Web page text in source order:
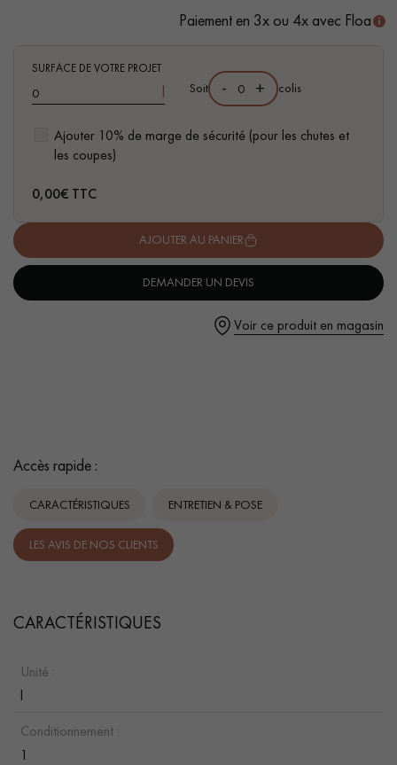
Un expert Décoplus Parquets vous appelle
Demandez un rendez-vous personnalisé
- Sans odeur
- Prêt à l’emploi
- Rendement : 50m²/L par couche
Mode d’emploi
2. Appliquer 1 ou 2 couches de Rénovateur Métallisant pur
avec une microfibre bien essorée
3. Laisser sécher 1 heure entre les couches
Paiement en 3x ou 4x avec Floa
SURFACE DE VOTRE PROJET
l
Ajouter 10% de marge de sécurité (pour les chutes et
les coupes)
Soit - + colis
0,00€ TTC
AJOUTER AU PANIER
DEMANDER UN DEVIS
Voir ce produit en magasin
Accès rapide :
CARACTÉRISTIQUES ENTRETIEN & POSE
LES AVIS DE NOS CLIENTS
CARACTÉRISTIQUES
Unité :
l
Conditionnement :
1